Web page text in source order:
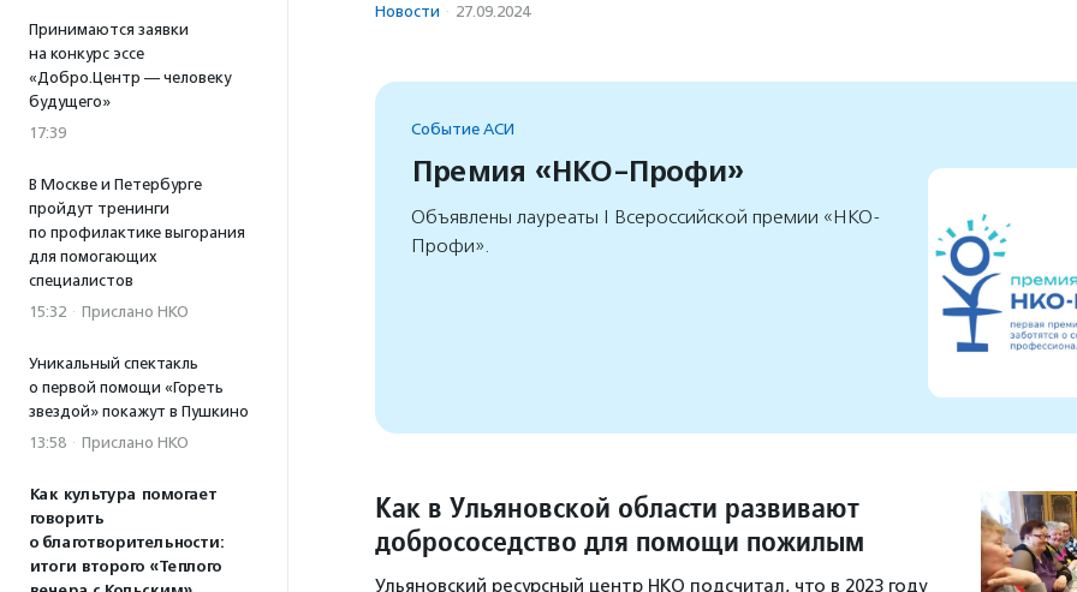
Принимаются заявки
на конкурс эссе
«Добро.Центр — человеку
будущего»
17:39
В Москве и Петербурге
пройдут тренинги
по профилактике выгорания
для помогающих
специалистов
15:32 · Прислано НКО
Уникальный спектакль
о первой помощи «Гореть
звездой» покажут в Пушкино
13:58 · Прислано НКО
Как культура помогает
говорить
о благотворительности:
итоги второго «Теплого
Новости · 27.09.2024
Событие АСИ
Премия «НКО-Профи»
Объявлены лауреаты I Всероссийской премии «НКО-
Профи».
Как в Ульяновской области развивают
добрососедство для помощи пожилым
Ульяновский ресурсный центр НКО подсчитал, что в 2023 году